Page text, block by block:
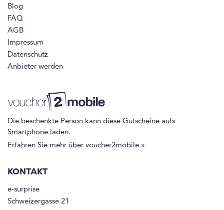
Blog
FAQ
AGB
Impressum
Datenschutz
Anbieter werden
Die beschenkte Person kann diese Gutscheine aufs
Smartphone laden.
Erfahren Sie mehr über voucher2mobile »
KONTAKT
e-surprise
Schweizergasse 21